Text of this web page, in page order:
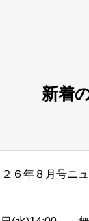
新着
２６年８月号ニ